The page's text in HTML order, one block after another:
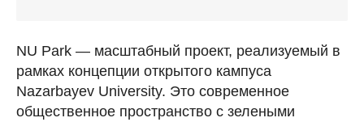
NU Park — масштабный проект, реализуемый в
рамках концепции открытого кампуса
Nazarbayev University. Это современное
общественное пространство с зелеными